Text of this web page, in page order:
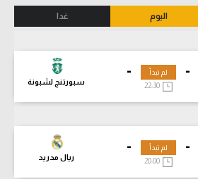
اليوم غدا
-
-
سبورتنج لشبونة
لم تبدأ
-
-
ريال مدريد
لم تبدأ